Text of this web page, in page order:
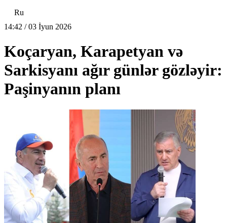
Ru
14:42 / 03 İyun 2026
Koçaryan, Karapetyan və
Sarkisyanı ağır günlər gözləyir:
Paşinyanın planı